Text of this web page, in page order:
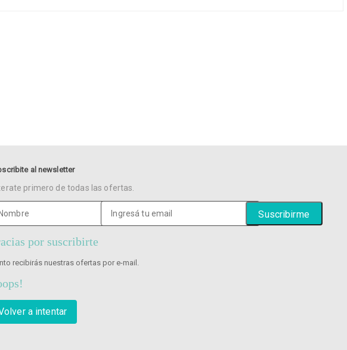
al newsletter
primero de todas las ofertas.
por suscribirte
recibirás nuestras ofertas por e-mail.
a intentar